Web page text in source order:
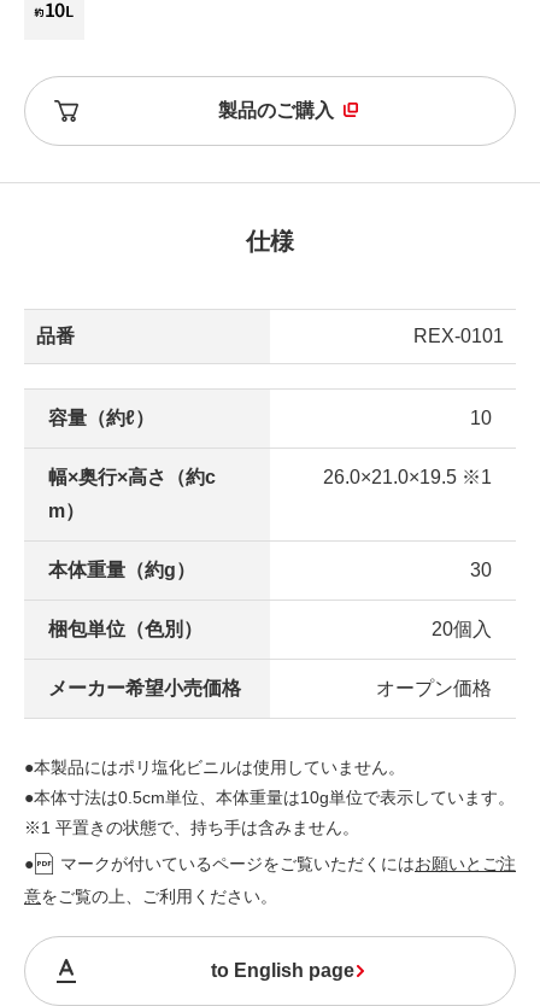
製品のご購入
仕様
品番 REX-0101
容量（約ℓ） 10
幅×奥行×高さ（約c
m）
26.0×21.0×19.5 ※1
本体重量（約g） 30
梱包単位（色別） 20個入
メーカー希望小売価格 オープン価格
●本製品にはポリ塩化ビニルは使用していません。
●本体寸法は0.5cm単位、本体重量は10g単位で表示しています。
※1 平置きの状態で、持ち手は含みません。
●
マークが付いているページをご覧いただくにはお願いとご注
意をご覧の上、ご利用ください。
to English page